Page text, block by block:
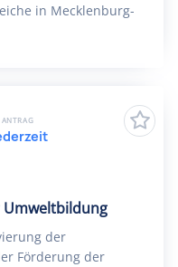
in Mecklenburg-
Umweltbildung
der
Förderung der
ANTRAG